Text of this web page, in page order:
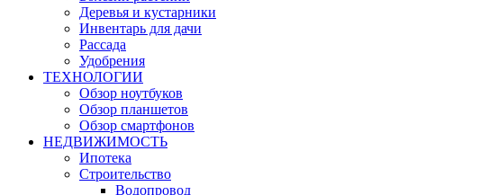
Деревья и кустарники
Инвентарь для дачи
Рассада
Удобрения
ТЕХНОЛОГИИ
Обзор ноутбуков
Обзор планшетов
Обзор смартфонов
НЕДВИЖИМОСТЬ
Ипотека
Строительство
Водопровод